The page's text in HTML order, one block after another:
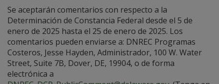
Se aceptarán comentarios con respecto a la
Determinación de Constancia Federal desde el 5 de
enero de 2025 hasta el 25 de enero de 2025. Los
comentarios pueden enviarse a: DNREC Programas
Costeros, Jesse Hayden, Administrador, 100 W. Water
Street, Suite 7B, Dover, DE, 19904, o de forma
electrónica a